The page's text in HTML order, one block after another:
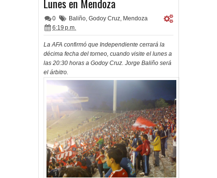
Lunes en Mendoza
0 Baliño, Godoy Cruz, Mendoza
6:19 p.m.
La AFA confirmó que Independiente cerrará la
décima fecha del torneo, cuando visite el lunes a
las 20:30 horas a Godoy Cruz. Jorge Baliño será
el árbitro.